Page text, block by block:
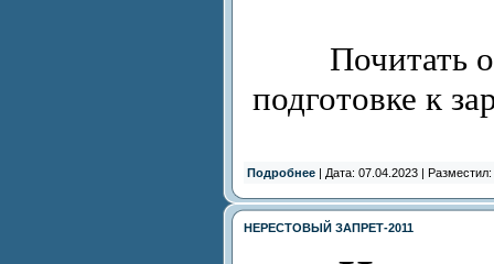
Почитать
подготовке к
Подробнее | Дата: 07.04.2023 | Разместил:
НЕРЕСТОВЫЙ ЗАПРЕТ-2011